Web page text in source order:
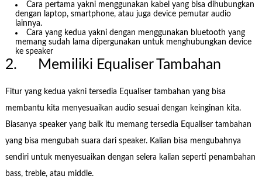
Cara pertama yakni menggunakan kabel yang bisa dihubungkan
dengan laptop, smartphone, atau juga device pemutar audio
lainnya.
Cara yang kedua yakni dengan menggunakan bluetooth yang
memang sudah lama dipergunakan untuk menghubungkan device
ke speaker
2. Memiliki Equaliser Tambahan
Fitur yang kedua yakni tersedia Equaliser tambahan yang bisa
membantu kita menyesuaikan audio sesuai dengan keinginan kita.
Biasanya speaker yang baik itu memang tersedia Equaliser tambahan
yang bisa mengubah suara dari speaker. Kalian bisa mengubahnya
sendiri untuk menyesuaikan dengan selera kalian seperti penambahan
bass, treble, atau middle.